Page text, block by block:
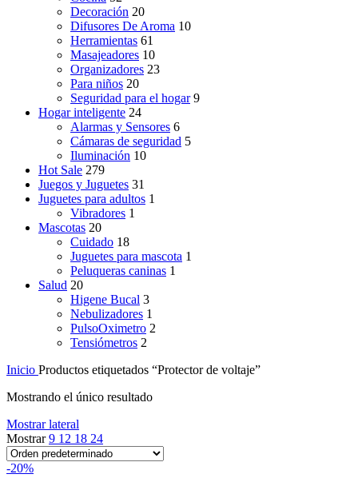
Decoración 20
Difusores De Aroma 10
Herramientas 61
Masajeadores 10
Organizadores 23
Para niños 20
Seguridad para el hogar 9
Hogar inteligente 24
Alarmas y Sensores 6
Cámaras de seguridad 5
Iluminación 10
Hot Sale 279
Juegos y Juguetes 31
Juguetes para adultos 1
Vibradores 1
Mascotas 20
Cuidado 18
Juguetes para mascota 1
Peluqueras caninas 1
Salud 20
Higene Bucal 3
Nebulizadores 1
PulsoOximetro 2
Tensiómetros 2
Inicio Productos etiquetados “Protector de voltaje”
Mostrando el único resultado
Mostrar lateral
Mostrar9 12 18 24
-20%